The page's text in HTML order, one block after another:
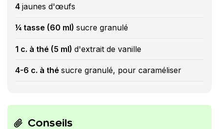
4 jaunes d'œufs
¼ tasse (60 ml) sucre granulé
1 c. à thé (5 ml) d'extrait de vanille
4-6 c. à thé sucre granulé, pour caraméliser
Conseils